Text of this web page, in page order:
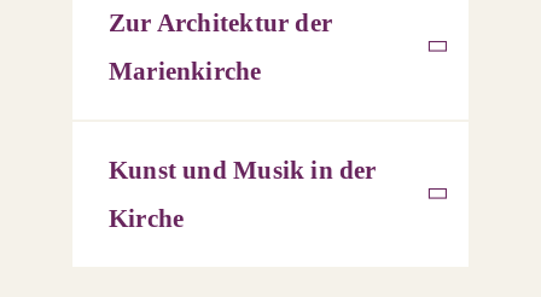
Zur Architektur der
Marienkirche
Kunst und Musik in der
Kirche